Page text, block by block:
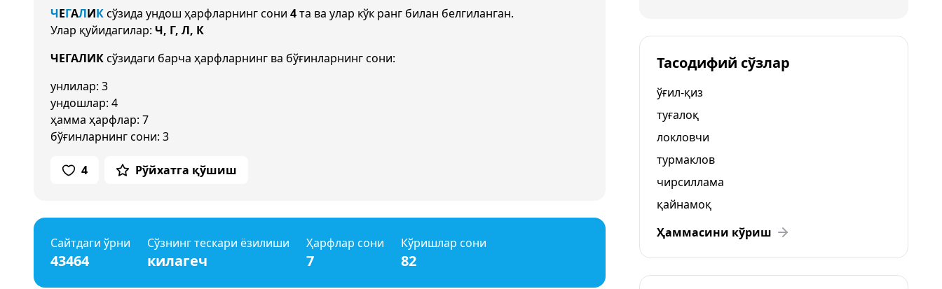
ЧЕГАЛИКсўзида ундош ҳарфларнинг сони 4та ва улар кўк ранг билан белгиланган.
Улар қуйидагилар: Ч, Г, Л, К
ЧЕГАЛИКсўзидаги барча ҳарфларнинг ва бўғинларнинг сони:
унлилар: 3
ундошлар: 4
ҳамма ҳарфлар: 7
бўғинларнинг сони: 3
4 Рўйхатга қўшиш
Сайтдаги ўрни
43464
Сўзнинг тескари ёзилиши
килагеч
Ҳарфлар сони
7
Кўришлар сони
82
Тасодифий сўзлар
ўғил-қиз
туғалоқ
локловчи
турмаклов
чирсиллама
қайнамоқ
Ҳаммасини кўриш